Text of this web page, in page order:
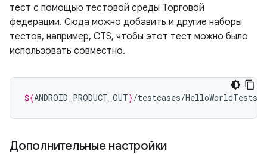
тест с помощью тестовой среды Торговой
федерации. Сюда можно добавить и другие наборы
тестов, например, CTS, чтобы этот тест можно было
использовать совместно.
${ANDROID_PRODUCT_OUT}
Дополнительные настройки